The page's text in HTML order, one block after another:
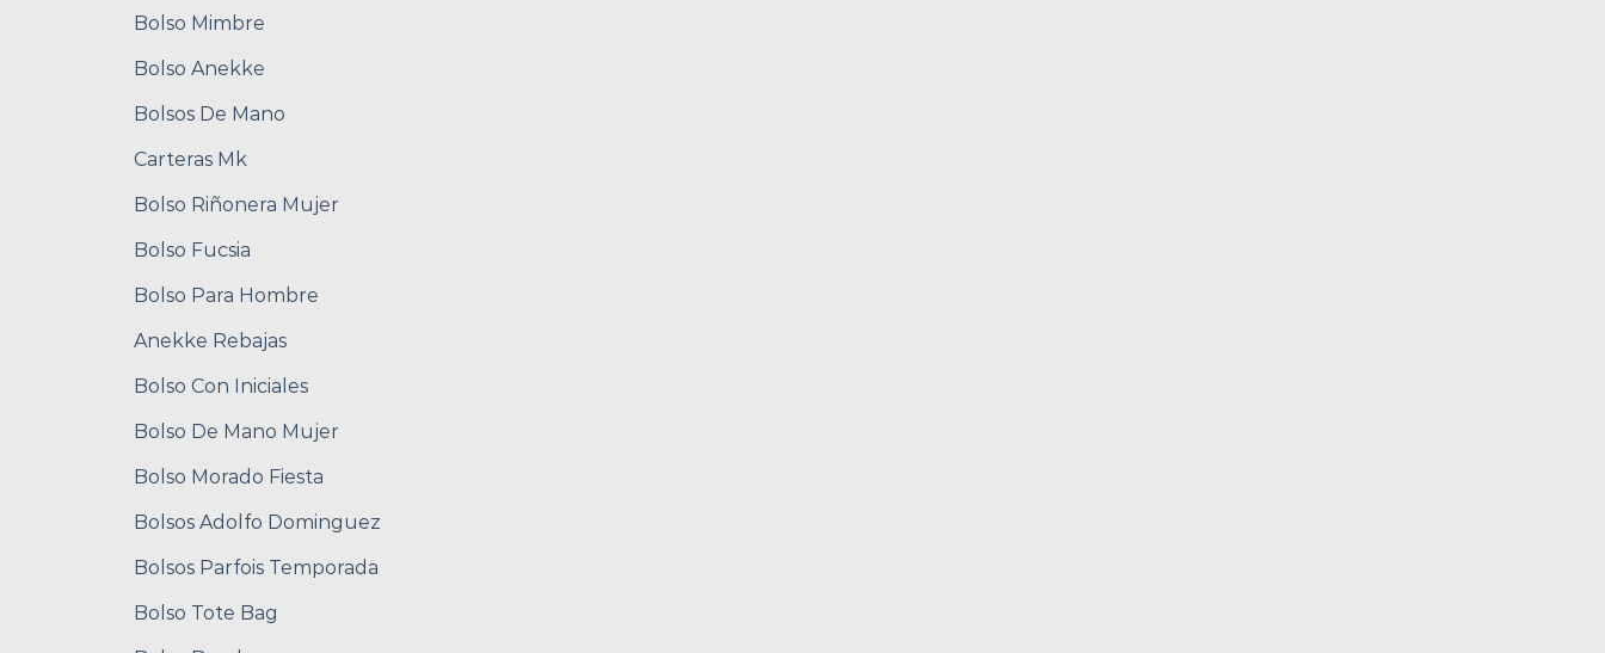
Bolso Mimbre
Bolso Anekke
Bolsos De Mano
Carteras Mk
Bolso Riñonera Mujer
Bolso Fucsia
Bolso Para Hombre
Anekke Rebajas
Bolso Con Iniciales
Bolso De Mano Mujer
Bolso Morado Fiesta
Bolsos Adolfo Dominguez
Bolsos Parfois Temporada
Bolso Tote Bag